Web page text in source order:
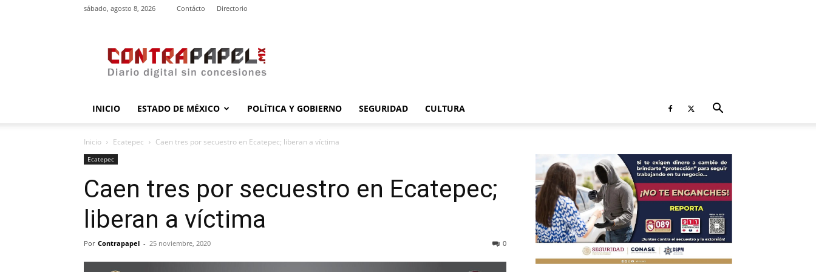
sábado, agosto 8, 2026 Contácto Directorio
INICIO ESTADO DE MÉXICO POLÍTICA Y GOBIERNO SEGURIDAD CULTURA
Inicio Ecatepec Caen tres por secuestro en Ecatepec; liberan a víctima
Ecatepec
Caen tres por secuestro en Ecatepec;
liberan a víctima
Por Contrapapel - 25 noviembre, 2020 0